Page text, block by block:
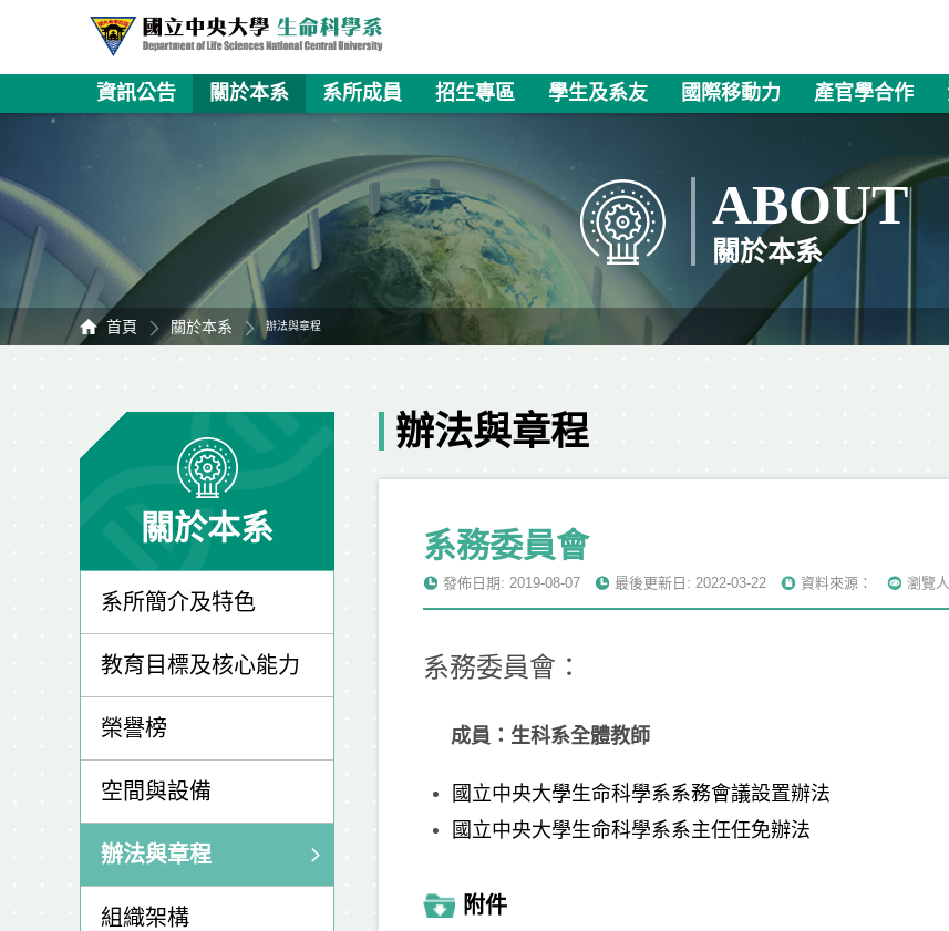
資訊公告 關於本系 系所成員 招生專區 學生及系友 國際移動力 產官學合作
ABOUT
關於本系
首頁 關於本系 辦法與章程
關於本系
系所簡介及特色
教育目標及核心能力
榮譽榜
空間與設備
辦法與章程
組織架構
辦法與章程
系務委員會
發佈日期: 2019-08-07 最後更新日: 2022-03-22 資料來源： 瀏覽
系務委員會：
成員： 生科系全體教師
國立中央大學生命科學系系務會議設置辦法
國立中央大學生命科學系系主任任免辦法
附件